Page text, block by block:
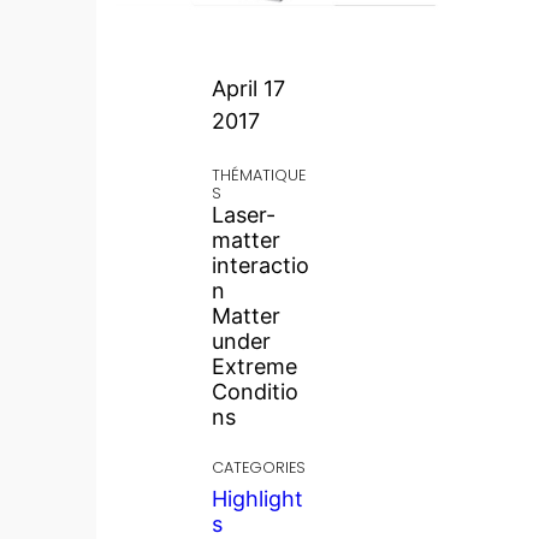
April 17
2017
THÉMATIQUE
S
Laser-
matter
interactio
n
Matter
under
Extreme
Conditio
ns
CATEGORIES
Highlight
s